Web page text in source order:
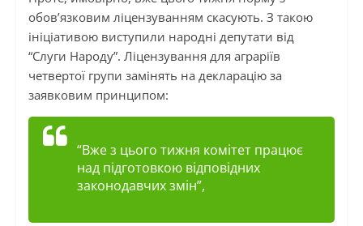
обов’язковим ліцензуванням скасують. З такою
ініціативою виступили народні депутати від
“Слуги Народу”. Ліцензування для аграріїв
четвертої групи замінять на декларацію за
заявковим принципом:
“Вже з цього тижня комітет працює
над підготовкою відповідних
законодавчих змін”,